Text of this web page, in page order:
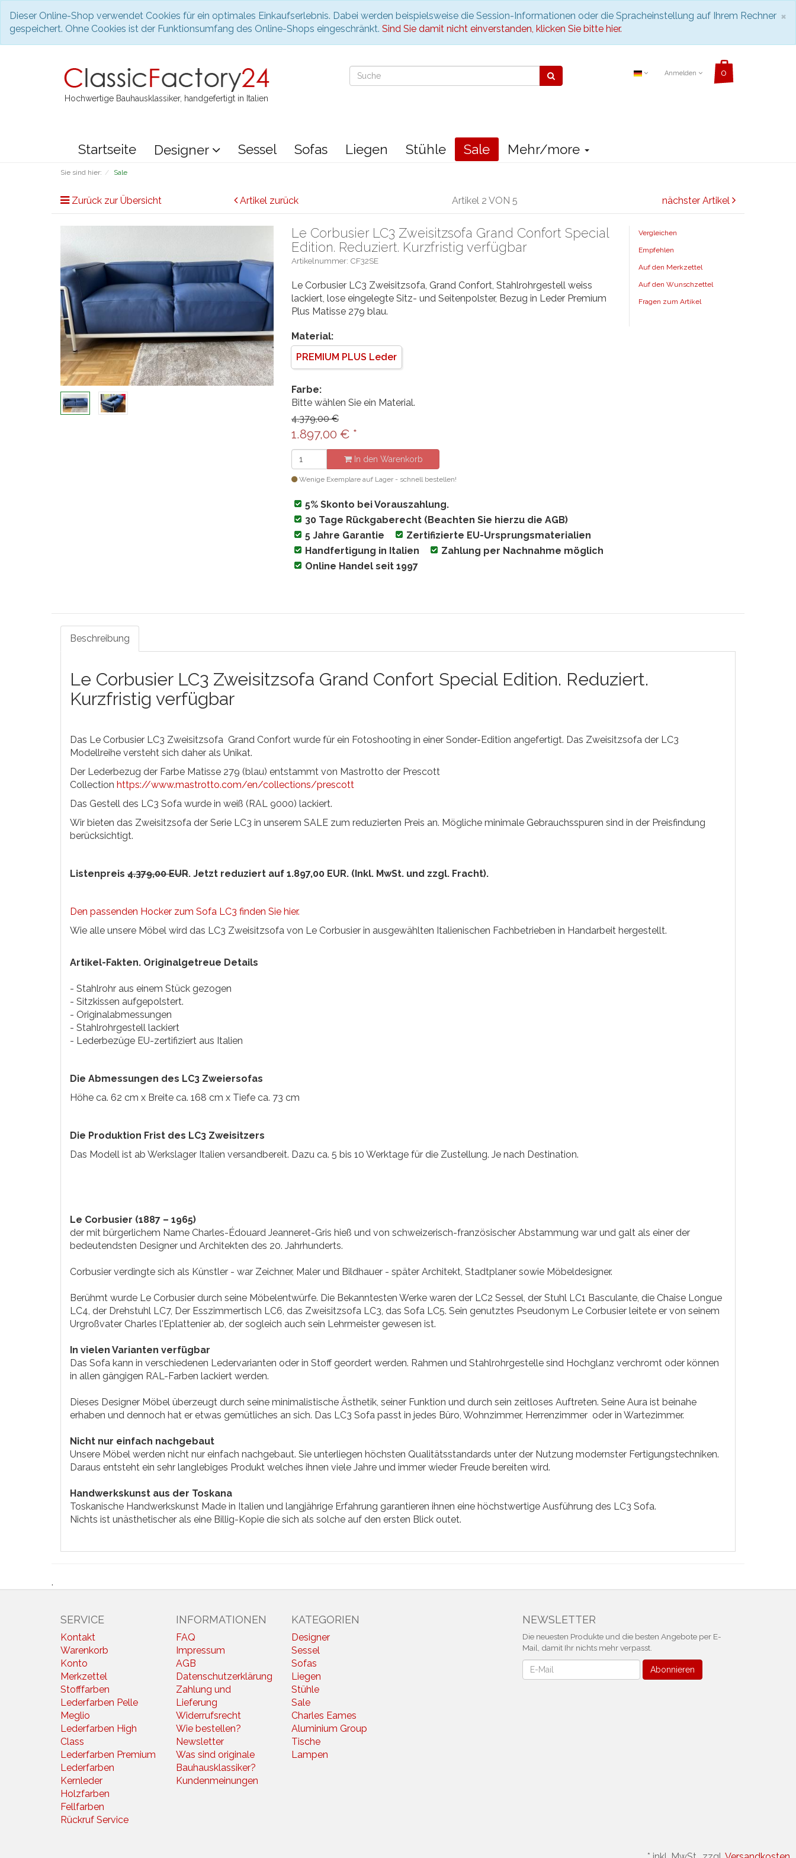
×
Dieser Online-Shop verwendet Cookies für ein optimales Einkaufserlebnis. Dabei werden beispielsweise die Session-Informationen oder die Spracheinstellung auf Ihrem Rechner
gespeichert. Ohne Cookies ist der Funktionsumfang des Online-Shops eingeschränkt. Sind Sie damit nicht einverstanden, klicken Sie bitte hier.
Hochwertige Bauhausklassiker, handgefertigt in Italien
Anmelden
Startseite Designer Sessel Sofas Liegen Stühle Sale Mehr/more
Sie sind hier: Sale
Zurück zur Übersicht Artikel zurück Artikel 2 VON 5 nächster Artikel
Le Corbusier LC3 Zweisitzsofa Grand Confort Special
Edition. Reduziert. Kurzfristig verfügbar
Artikelnummer: CF32SE
Le Corbusier LC3 Zweisitzsofa, Grand Confort, Stahlrohrgestell weiss
lackiert, lose eingelegte Sitz- und Seitenpolster, Bezug in Leder Premium
Plus Matisse 279 blau.
Material:
PREMIUM PLUS Leder
Farbe:
Bitte wählen Sie ein Material.
4.379,00 €
1.897,00 € *
In den Warenkorb
Wenige Exemplare auf Lager - schnell bestellen!
5% Skonto bei Vorauszahlung.
30 Tage Rückgaberecht (Beachten Sie hierzu die AGB)
5 Jahre Garantie
Zertifizierte EU-Ursprungsmaterialien
Handfertigung in Italien
Zahlung per Nachnahme möglich
Online Handel seit 1997
Vergleichen
Empfehlen
Auf den Merkzettel
Auf den Wunschzettel
Fragen zum Artikel
Beschreibung
Le Corbusier LC3 Zweisitzsofa Grand Confort Special Edition. Reduziert.
Kurzfristig verfügbar
Das Le Corbusier LC3 Zweisitzsofa Grand Confort wurde für ein Fotoshooting in einer Sonder-Edition angefertigt. Das Zweisitzsofa der LC3
Modellreihe versteht sich daher als Unikat.
Der Lederbezug der Farbe Matisse 279 (blau) entstammt von Mastrotto der Prescott
Collection https://www.mastrotto.com/en/collections/prescott
Das Gestell des LC3 Sofa wurde in weiß (RAL 9000) lackiert.
Wir bieten das Zweisitzsofa der Serie LC3 in unserem SALE zum reduzierten Preis an. Mögliche minimale Gebrauchsspuren sind in der Preisfindung
berücksichtigt.
Listenpreis 4.379,00 EUR. Jetzt reduziert auf 1.897,00 EUR. (Inkl. MwSt. und zzgl. Fracht).
Den passenden Hocker zum Sofa LC3 finden Sie hier.
Wie alle unsere Möbel wird das LC3 Zweisitzsofa von Le Corbusier in ausgewählten Italienischen Fachbetrieben in Handarbeit hergestellt.
Artikel-Fakten. Originalgetreue Details
- Stahlrohr aus einem Stück gezogen
- Sitzkissen aufgepolstert.
- Originalabmessungen
- Stahlrohrgestell lackiert
- Lederbezüge EU-zertifiziert aus Italien
Die Abmessungen des LC3 Zweiersofas
Höhe ca. 62 cm x Breite ca. 168 cm x Tiefe ca. 73 cm
Die Produktion Frist des LC3 Zweisitzers
Das Modell ist ab Werkslager Italien versandbereit. Dazu ca. 5 bis 10 Werktage für die Zustellung. Je nach Destination.
Le Corbusier (1887 – 1965)
der mit bürgerlichem Name Charles-Édouard Jeanneret-Gris hieß und von schweizerisch-französischer Abstammung war und galt als einer der
bedeutendsten Designer und Architekten des 20. Jahrhunderts.
Corbusier verdingte sich als Künstler - war Zeichner, Maler und Bildhauer - später Architekt, Stadtplaner sowie Möbeldesigner.
Berühmt wurde Le Corbusier durch seine Möbelentwürfe. Die Bekanntesten Werke waren der LC2 Sessel, der Stuhl LC1 Basculante, die Chaise Longue
LC4, der Drehstuhl LC7, Der Esszimmertisch LC6, das Zweisitzsofa LC3, das Sofa LC5. Sein genutztes Pseudonym Le Corbusier leitete er von seinem
Urgroßvater Charles l'Eplattenier ab, der sogleich auch sein Lehrmeister gewesen ist.
In vielen Varianten verfügbar
Das Sofa kann in verschiedenen Ledervarianten oder in Stoff geordert werden. Rahmen und Stahlrohrgestelle sind Hochglanz verchromt oder können
in allen gängigen RAL-Farben lackiert werden.
Dieses Designer Möbel überzeugt durch seine minimalistische Ästhetik, seiner Funktion und durch sein zeitloses Auftreten. Seine Aura ist beinahe
erhaben und dennoch hat er etwas gemütliches an sich. Das LC3 Sofa passt in jedes Büro, Wohnzimmer, Herrenzimmer oder in Wartezimmer.
Nicht nur einfach nachgebaut
Unsere Möbel werden nicht nur einfach nachgebaut. Sie unterliegen höchsten Qualitätsstandards unter der Nutzung modernster Fertigungstechniken.
Daraus entsteht ein sehr langlebiges Produkt welches ihnen viele Jahre und immer wieder Freude bereiten wird.
Handwerkskunst aus der Toskana
Toskanische Handwerkskunst Made in Italien und langjährige Erfahrung garantieren ihnen eine höchstwertige Ausführung des LC3 Sofa.
Nichts ist unästhetischer als eine Billig-Kopie die sich als solche auf den ersten Blick outet.
.
SERVICE
Kontakt
Warenkorb
Konto
Merkzettel
Stofffarben
Lederfarben Pelle
Meglio
Lederfarben High
Class
Lederfarben Premium
Lederfarben
Kernleder
Holzfarben
Fellfarben
Rückruf Service
INFORMATIONEN
FAQ
Impressum
AGB
Datenschutzerklärung
Zahlung und
Lieferung
Widerrufsrecht
Wie bestellen?
Newsletter
Was sind originale
Bauhausklassiker?
Kundenmeinungen
KATEGORIEN
Designer
Sessel
Sofas
Liegen
Stühle
Sale
Charles Eames
Aluminium Group
Tische
Lampen
NEWSLETTER
Die neuesten Produkte und die besten Angebote per E-
Mail, damit Ihr nichts mehr verpasst.
Newsletter Abonnieren